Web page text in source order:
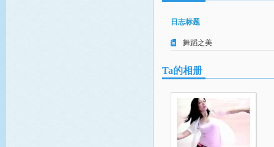
日志标题
舞蹈之美
Ta的相册